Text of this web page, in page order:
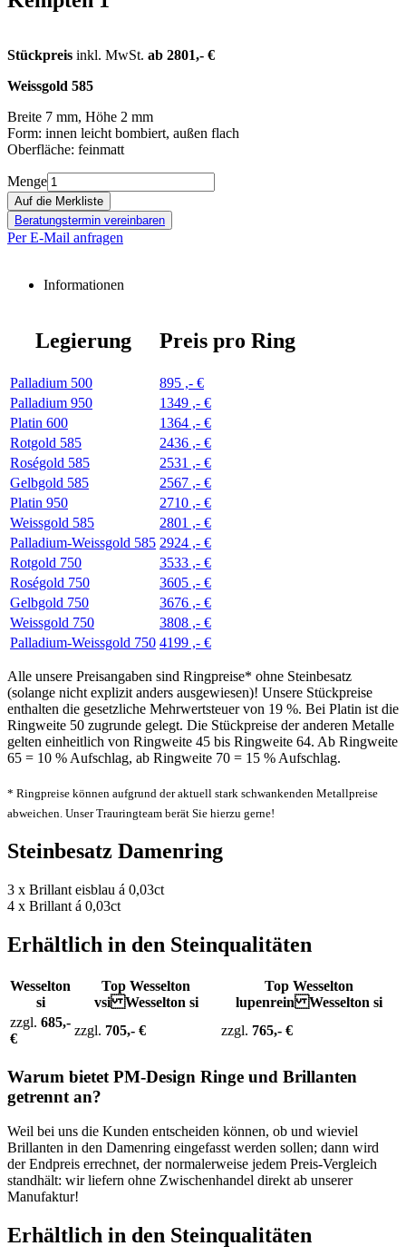
Stückpreis inkl. MwSt. ab 2801,- €
Weissgold 585
Breite 7 mm, Höhe 2 mm
Form: innen leicht bombiert, außen flach
Oberfläche: feinmatt
Menge
Beratungstermin vereinbaren
Per E-Mail anfragen
Informationen
Legierung Preis pro Ring
Palladium 500
895 ,- €
Palladium 950
1349 ,- €
Platin 600
1364 ,- €
Rotgold 585
2436 ,- €
Roségold 585
2531 ,- €
Gelbgold 585
2567 ,- €
Platin 950
2710 ,- €
Weissgold 585
2801 ,- €
Palladium-Weissgold 585 2924 ,- €
Rotgold 750
3533 ,- €
Roségold 750
3605 ,- €
Gelbgold 750
3676 ,- €
Weissgold 750
3808 ,- €
Palladium-Weissgold 750 4199 ,- €
Alle unsere Preisangaben sind Ringpreise* ohne Steinbesatz
(solange nicht explizit anders ausgewiesen)! Unsere Stückpreise
enthalten die gesetzliche Mehrwertsteuer von 19 %. Bei Platin ist die
Ringweite 50 zugrunde gelegt. Die Stückpreise der anderen Metalle
gelten einheitlich von Ringweite 45 bis Ringweite 64. Ab Ringweite
65 = 10 % Aufschlag, ab Ringweite 70 = 15 % Aufschlag.
* Ringpreise können aufgrund der aktuell stark schwankenden Metallpreise
abweichen. Unser Trauringteam berät Sie hierzu gerne!
Steinbesatz Damenring
3 x Brillant eisblau á 0,03ct
4 x Brillant á 0,03ct
Erhältlich in den Steinqualitäten
Wesselton
si
Top Wesselton
vsi Wesselton si
Top Wesselton
lupenrein Wesselton si
zzgl. 685,-
€
zzgl. 705,- € zzgl. 765,- €
Warum bietet PM-Design Ringe und Brillanten
getrennt an?
Weil bei uns die Kunden entscheiden können, ob und wieviel
Brillanten in den Damenring eingefasst werden sollen; dann wird
der Endpreis errechnet, der normalerweise jedem Preis-Vergleich
standhält: wir liefern ohne Zwischenhandel direkt ab unserer
Manufaktur!
Erhältlich in den Steinqualitäten